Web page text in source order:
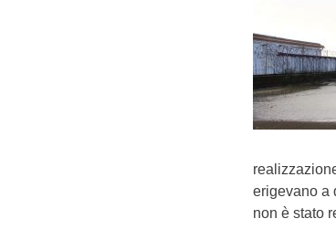
erigevano a
non è stato